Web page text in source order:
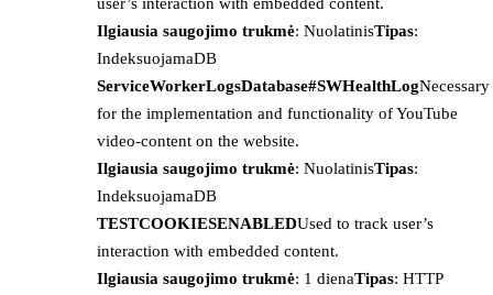
Ilgiausia saugojimo trukmė: NuolatinisTipas:
IndeksuojamaDB
ServiceWorkerLogsDatabase#SWHealthLogNecessary
for the implementation and functionality of YouTube
video-content on the website.
Ilgiausia saugojimo trukmė: NuolatinisTipas:
IndeksuojamaDB
TESTCOOKIESENABLEDUsed to track user’s
interaction with embedded content.
Ilgiausia saugojimo trukmė: 1 dienaTipas: HTTP